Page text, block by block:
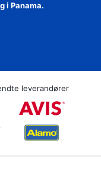
i Panama.
leverandører